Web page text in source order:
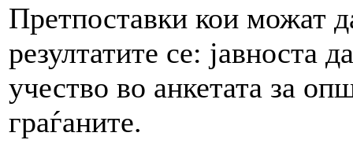
Претпоставки кои можат
резултатите се: јавноста
учество во анкетата за
граѓаните.